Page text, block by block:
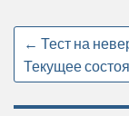
← Тест на
Текущее